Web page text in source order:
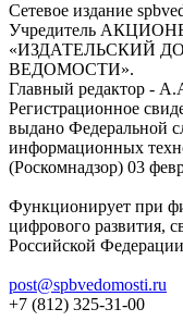
Сетевое издание
Учредитель
«ИЗДАТЕЛЬСКИЙ
ВЕДОМОСТИ».
Главный редактор -
Регистрационное
выдано Федеральной
информационных
(Роскомнадзор) 03
Функционирует при
цифрового развития,
Российской
post@spbvedomosti.ru
+7 (812) 325-31-00